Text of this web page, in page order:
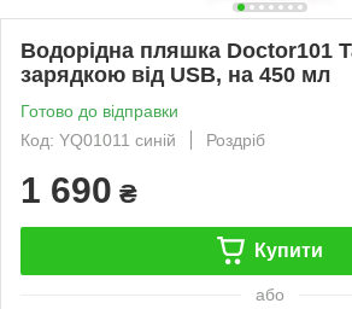
Водорідна пляшка Doctor101
зарядкою від USB, на 450 мл
Готово до відправки
Код: YQ01011 синій
Роздріб
1 690 ₴
Купити
або